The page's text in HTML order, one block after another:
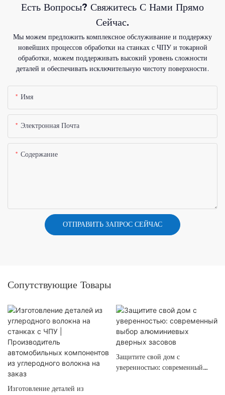
Есть Вопросы? Свяжитесь С Нами Прямо
Сейчас.
Мы можем предложить комплексное обслуживание и поддержку
новейших процессов обработки на станках с ЧПУ и токарной
обработки, можем поддерживать высокий уровень сложности
деталей и обеспечивать исключительную чистоту поверхности.
Имя
Электронная Почта
Содержание
ОТПРАВИТЬ ЗАПРОС СЕЙЧАС
Сопутствующие Товары
Изготовление деталей из
Защитите свой дом с
уверенностью: современный